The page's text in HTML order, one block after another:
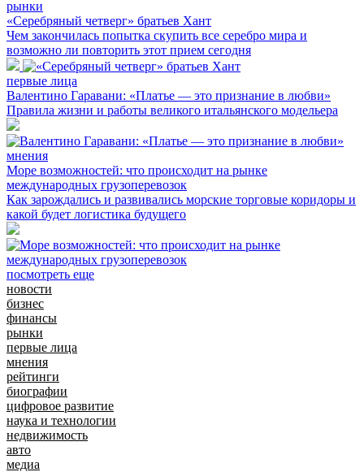
рынки
«Серебряный четверг» братьев Хант
Чем закончилась попытка скупить все серебро мира и
возможно ли повторить этот прием сегодня
первые лица
Валентино Гаравани: «Платье — это признание в любви»
Правила жизни и работы великого итальянского модельера
мнения
Море возможностей: что происходит на рынке
международных грузоперевозок
Как зарождались и развивались морские торговые коридоры и
какой будет логистика будущего
посмотреть еще
новости
бизнес
финансы
рынки
первые лица
мнения
рейтинги
биографии
цифровое развитие
наука и технологии
недвижимость
авто
медиа